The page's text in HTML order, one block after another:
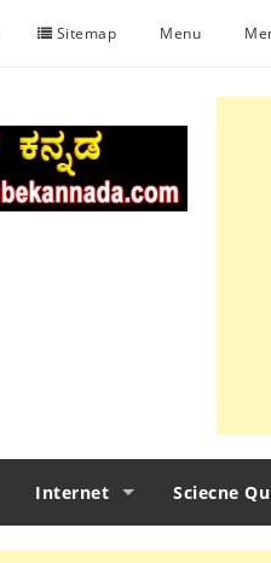
Sitemap Menu
Internet Sciecne